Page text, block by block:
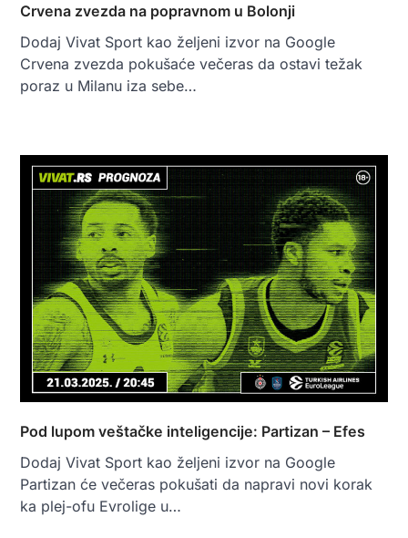
Crvena zvezda na popravnom u Bolonji
Dodaj Vivat Sport kao željeni izvor na Google
Crvena zvezda pokušaće večeras da ostavi težak
poraz u Milanu iza sebe…
Pod lupom veštačke inteligencije: Partizan – Efes
Dodaj Vivat Sport kao željeni izvor na Google
Partizan će večeras pokušati da napravi novi korak
ka plej-ofu Evrolige u…